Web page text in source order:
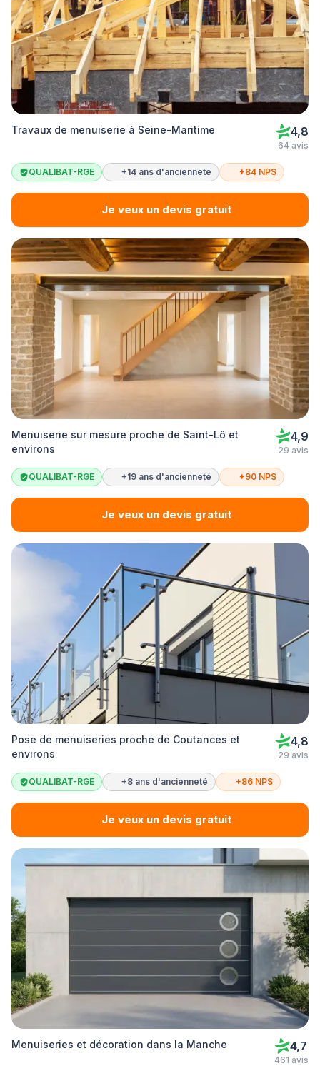
Travaux de menuiserie à Seine-Maritime 4,8
64 avis
QUALIBAT-RGE +14 ans d'ancienneté +84 NPS
Je veux un devis gratuit
Menuiserie sur mesure proche de Saint-Lô et
environs
4,9
29 avis
QUALIBAT-RGE +19 ans d'ancienneté +90 NPS
Je veux un devis gratuit
Pose de menuiseries proche de Coutances et
environs
4,8
29 avis
QUALIBAT-RGE +8 ans d'ancienneté +86 NPS
Je veux un devis gratuit
Menuiseries et décoration dans la Manche 4,7
461 avis